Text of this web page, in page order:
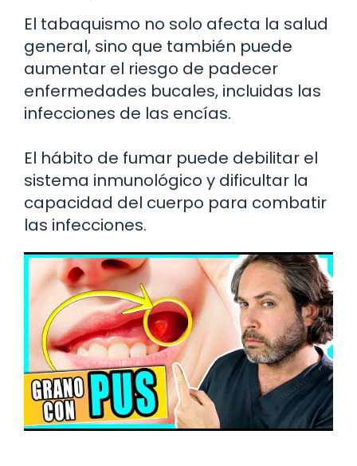
El tabaquismo no solo afecta la salud
general, sino que también puede
aumentar el riesgo de padecer
enfermedades bucales, incluidas las
infecciones de las encías.
El hábito de fumar puede debilitar el
sistema inmunológico y dificultar la
capacidad del cuerpo para combatir
las infecciones.